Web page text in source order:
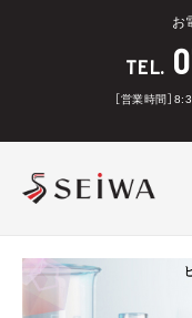
お
TEL.
［営業時間］